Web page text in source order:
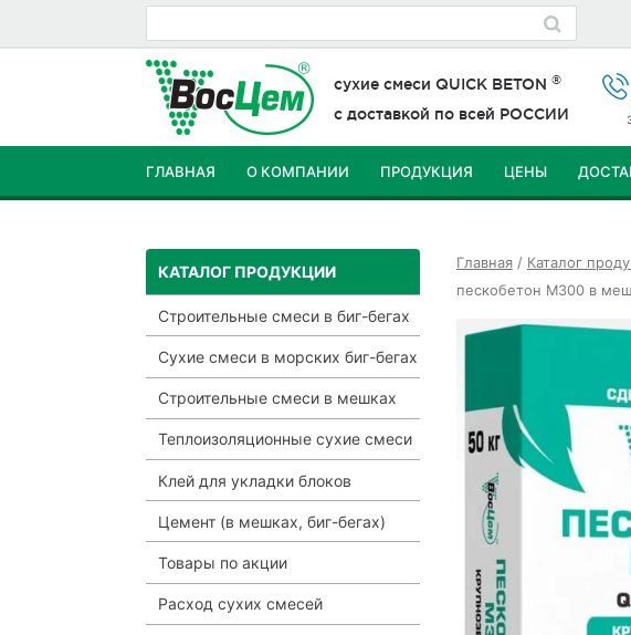
сухие смеси QUICK BETON ®
с доставкой по всей РОССИИ
ГЛАВНАЯ О КОМПАНИИ ПРОДУКЦИЯ ЦЕНЫ
Главная/ Каталог
пескобетон М300 в
КАТАЛОГ ПРОДУКЦИИ
Строительные смеси в биг-бегах
Сухие смеси в морских биг-бегах
Строительные смеси в мешках
Теплоизоляционные сухие смеси
Клей для укладки блоков
Цемент (в мешках, биг-бегах)
Товары по акции
Расход сухих смесей